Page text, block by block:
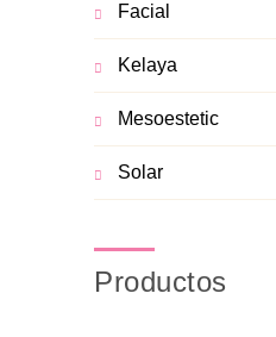
Facial
Kelaya
Mesoestetic
Solar
Productos